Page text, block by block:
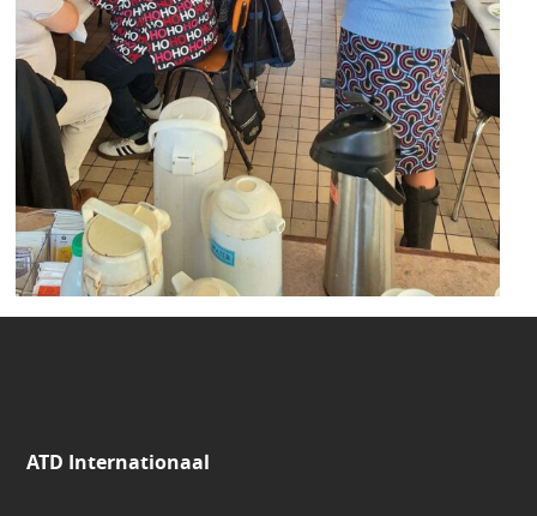
ATD Internationaal